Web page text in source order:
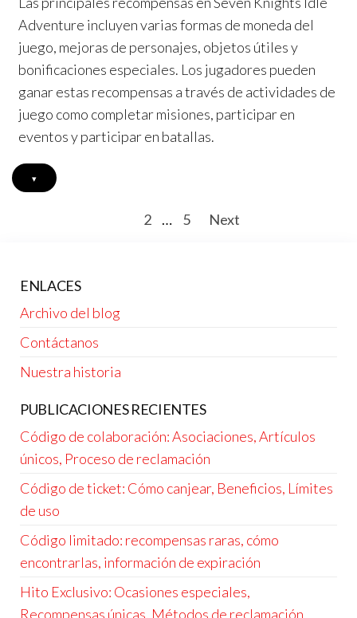
Adventure incluyen varias formas de moneda del
juego, mejoras de personajes, objetos útiles y
bonificaciones especiales. Los jugadores pueden
ganar estas recompensas a través de actividades de
juego como completar misiones, participar en
eventos y participar en batallas.
▾
2 … 5 Next
ENLACES
Archivo del blog
Contáctanos
Nuestra historia
PUBLICACIONES RECIENTES
Código de colaboración: Asociaciones, Artículos
únicos, Proceso de reclamación
Código de ticket: Cómo canjear, Beneficios, Límites
de uso
Código limitado: recompensas raras, cómo
encontrarlas, información de expiración
Hito Exclusivo: Ocasiones especiales,
Recompensas únicas, Métodos de reclamación